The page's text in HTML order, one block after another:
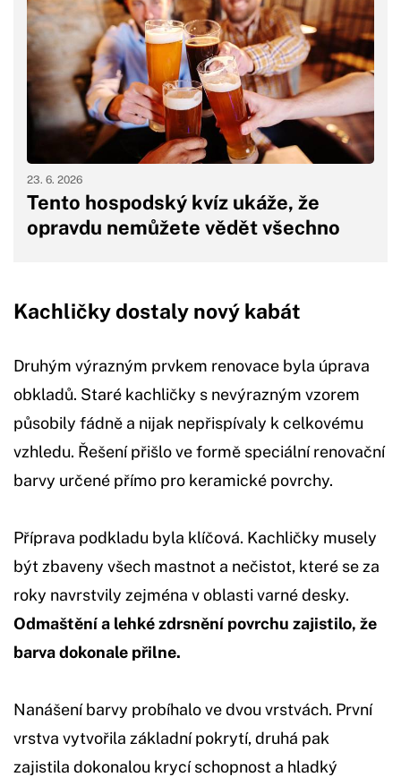
Tento hospodský kvíz ukáže, že
opravdu nemůžete vědět všechno
23. 6. 2026
Kachličky dostaly nový kabát
Druhým výrazným prvkem renovace byla úprava
obkladů. Staré kachličky s nevýrazným vzorem
působily fádně a nijak nepřispívaly k celkovému
vzhledu. Řešení přišlo ve formě speciální renovační
barvy určené přímo pro keramické povrchy.
Příprava podkladu byla klíčová. Kachličky musely
být zbaveny všech mastnot a nečistot, které se za
roky navrstvily zejména v oblasti varné desky.
Odmaštění a lehké zdrsnění povrchu zajistilo, že
barva dokonale přilne.
Nanášení barvy probíhalo ve dvou vrstvách. První
vrstva vytvořila základní pokrytí, druhá pak
zajistila dokonalou krycí schopnost a hladký